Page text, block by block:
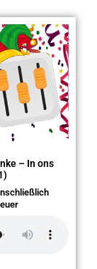
– In ons